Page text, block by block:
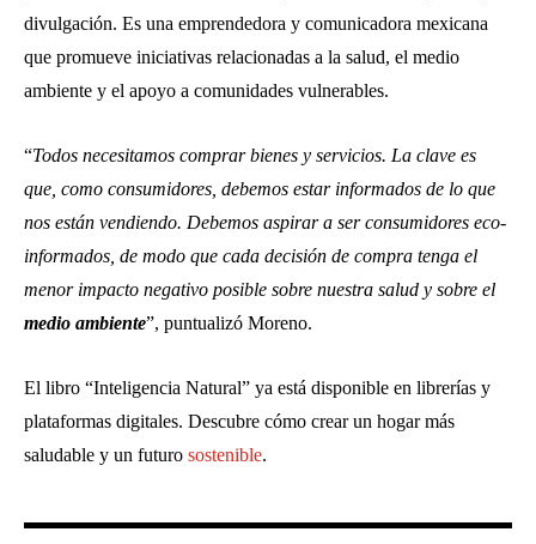
divulgación. Es una emprendedora y comunicadora mexicana
que promueve iniciativas relacionadas a la salud, el medio
ambiente y el apoyo a comunidades vulnerables.
“Todos necesitamos comprar bienes y servicios. La clave es
que, como consumidores, debemos estar informados de lo que
nos están vendiendo. Debemos aspirar a ser consumidores eco-
informados, de modo que cada decisión de compra tenga el
menor impacto negativo posible sobre nuestra salud y sobre el
medio ambiente”, puntualizó Moreno.
El libro “Inteligencia Natural” ya está disponible en librerías y
plataformas digitales. Descubre cómo crear un hogar más
saludable y un futuro sostenible.